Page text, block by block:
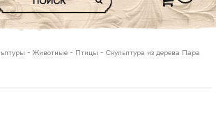
- Животные - Птицы - Скульптура из дерева Пара